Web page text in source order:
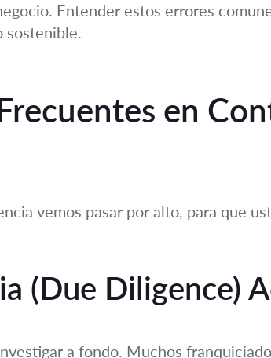
Entender estos errores
sostenible.
en
vemos pasar por alto, para que
(Due Diligence)
a fondo. Muchos